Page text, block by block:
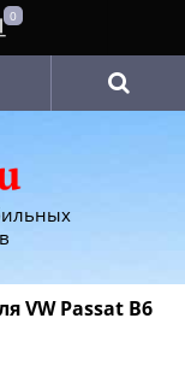
VW Passat B6
0